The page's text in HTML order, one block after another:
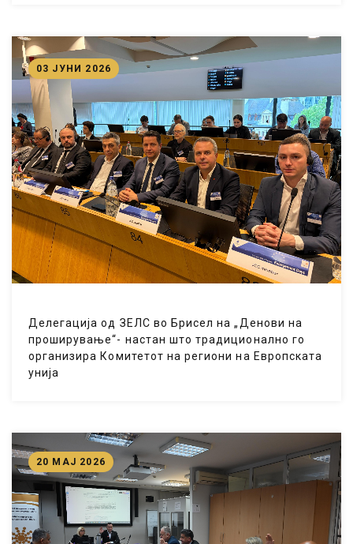
Делегација од ЗЕЛС во Брисел на „Денови на
проширување“- настан што традиционално го
организира Комитетот на региони на Европската
унија
03 ЈУНИ 2026
20 МАЈ 2026